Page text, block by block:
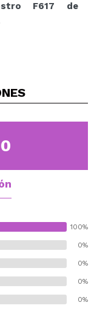
F617 de
productos en
100%
0%
0%
0%
0%